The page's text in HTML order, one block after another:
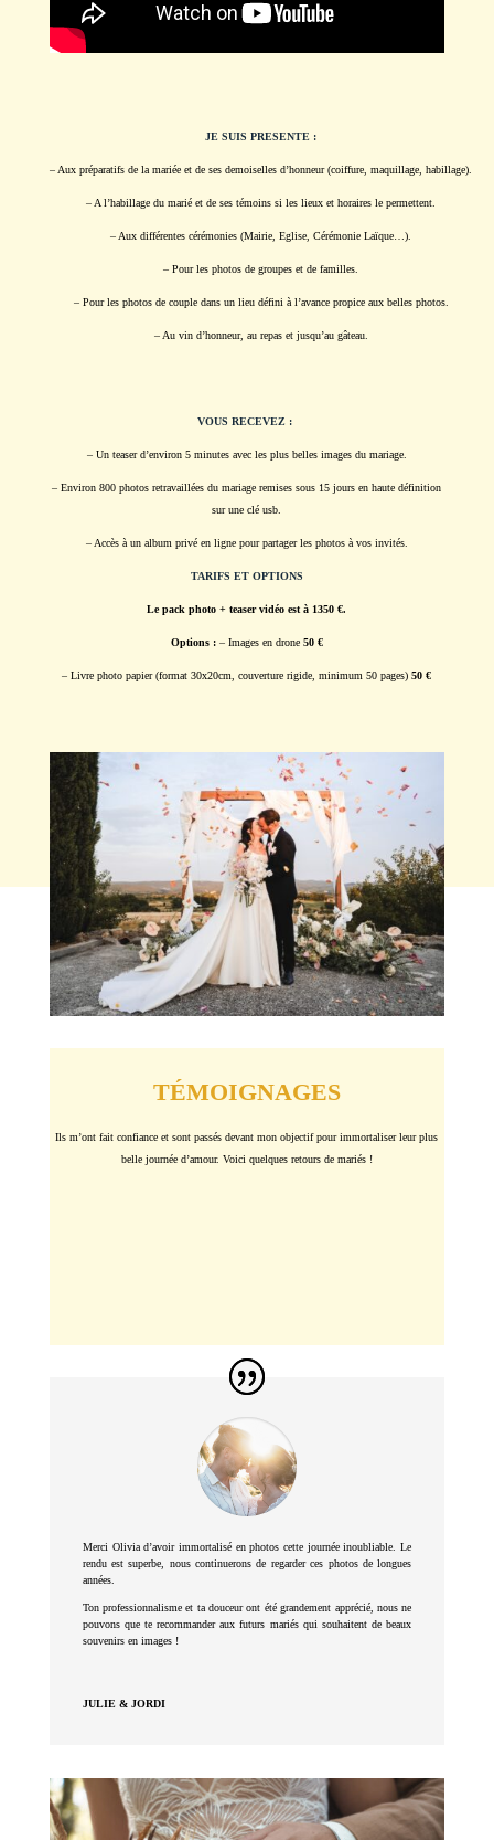
JE SUIS PRESENTE :
– Aux préparatifs de la mariée et de ses demoiselles d’honneur (coiffure, maquillage, habillage).
– A l’habillage du marié et de ses témoins si les lieux et horaires le permettent.
– Aux différentes cérémonies (Mairie, Eglise, Cérémonie Laïque…).
– Pour les photos de groupes et de familles.
– Pour les photos de couple dans un lieu défini à l’avance propice aux belles photos.
– Au vin d’honneur, au repas et jusqu’au gâteau.
VOUS RECEVEZ :
– Un teaser d’environ 5 minutes avec les plus belles images du mariage.
– Environ 800 photos retravaillées du mariage remises sous 15 jours en haute définition
sur une clé usb.
– Accès à un album privé en ligne pour partager les photos à vos invités.
TARIFS ET OPTIONS
Le pack photo + teaser vidéo est à 1350 €.
Options :– Images en drone 50 €
– Livre photo papier (format 30x20cm, couverture rigide, minimum 50 pages)50 €
TÉMOIGNAGES
Ils m’ont fait confiance et sont passés devant mon objectif pour immortaliser leur plus
belle journée d’amour. Voici quelques retours de mariés !
Merci Olivia d’avoir immortalisé en photos cette journée inoubliable. Le
rendu est superbe, nous continuerons de regarder ces photos de longues
années.
Ton professionnalisme et ta douceur ont été grandement apprécié, nous ne
pouvons que te recommander aux futurs mariés qui souhaitent de beaux
souvenirs en images !
JULIE & JORDI